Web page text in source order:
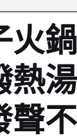
火
熱
聲